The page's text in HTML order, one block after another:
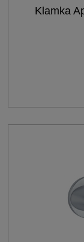
Klamka